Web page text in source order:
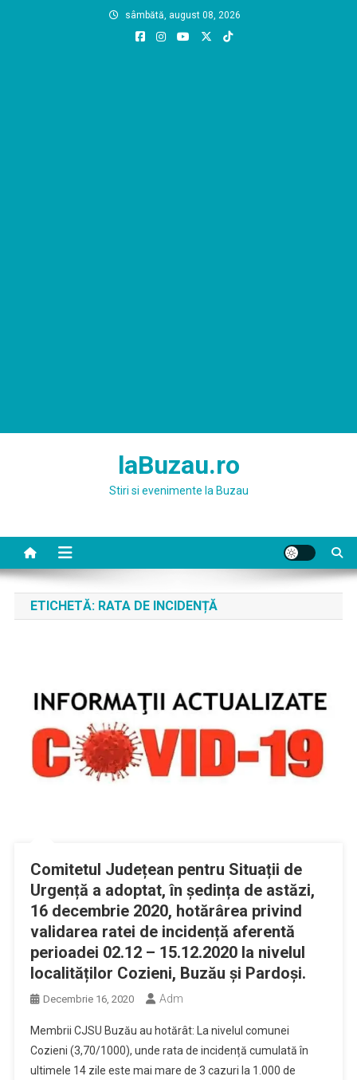
sâmbătă, august 08, 2026
laBuzau.ro
Stiri si evenimente la Buzau
ETICHETĂ: RATA DE INCIDENȚĂ
Comitetul Județean pentru Situații de
Urgență a adoptat, în ședința de astăzi,
16 decembrie 2020, hotărârea privind
validarea ratei de incidență aferentă
perioadei 02.12 – 15.12.2020 la nivelul
localităților Cozieni, Buzău și Pardoși.
Decembrie 16, 2020 Adm
Membrii CJSU Buzău au hotărât: La nivelul comunei
Cozieni (3,70/1000), unde rata de incidență cumulată în
ultimele 14 zile este mai mare de 3 cazuri la 1.000 de